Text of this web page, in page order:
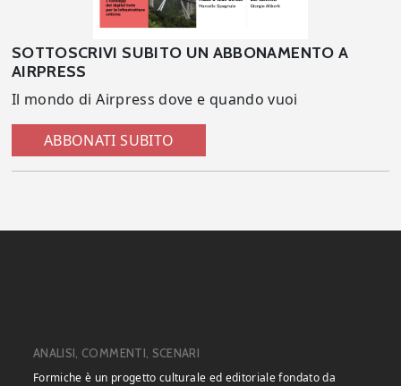
SOTTOSCRIVI SUBITO UN ABBONAMENTO A
AIRPRESS
Il mondo di Airpress dove e quando vuoi
ABBONATI SUBITO
ANALISI, COMMENTI, SCENARI
Formiche è un progetto culturale ed editoriale fondato da